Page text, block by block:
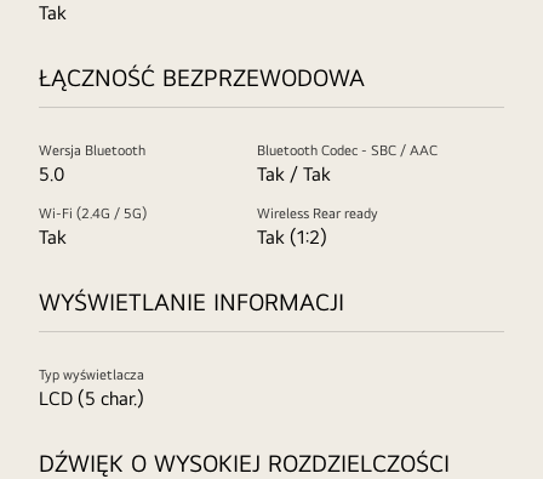
Tak
ŁĄCZNOŚĆ BEZPRZEWODOWA
Wersja Bluetooth
5.0
Bluetooth Codec - SBC / AAC
Tak / Tak
Wi-Fi (2.4G / 5G)
Tak
Wireless Rear ready
Tak (1:2)
WYŚWIETLANIE INFORMACJI
Typ wyświetlacza
LCD (5 char.)
DŹWIĘK O WYSOKIEJ ROZDZIELCZOŚCI